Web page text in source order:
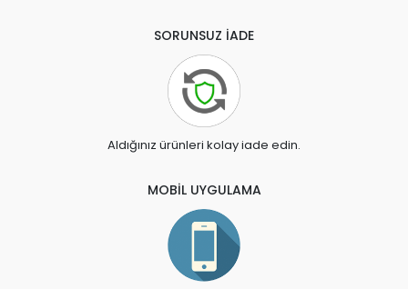
SORUNSUZ İADE
Aldığınız ürünleri kolay iade edin.
MOBİL UYGULAMA